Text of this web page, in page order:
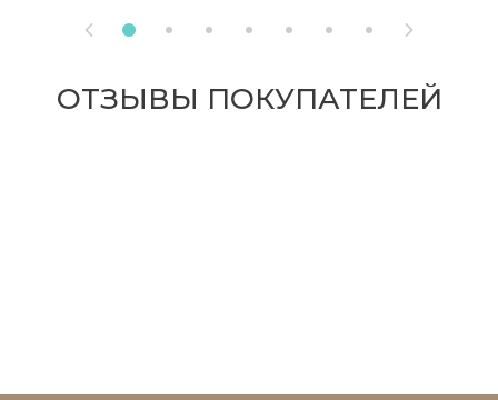
 
ОТЗЫВЫ ПОКУПАТЕЛЕЙ